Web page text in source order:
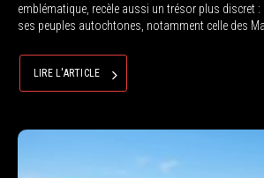
emblématique, recèle aussi un trésor plus discret
ses peuples autochtones, notamment celle des
LIRE L'ARTICLE